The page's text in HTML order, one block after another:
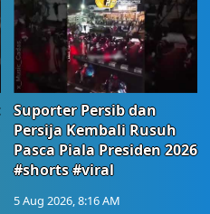
Suporter Persib dan
Persija Kembali Rusuh
Pasca Piala Presiden 2026
#shorts #viral
5 Aug 2026, 8:16 AM